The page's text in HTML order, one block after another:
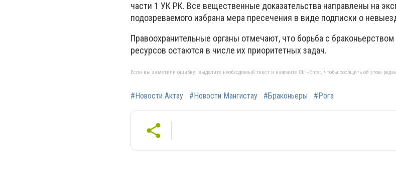
части 1 УК РК. Все вещественные доказательства направлены на
подозреваемого избрана мера пресечения в виде подписки о
Правоохранительные органы отмечают, что борьба с
ресурсов остаются в числе их приоритетных задач.
Если вы заметили ошибку, выделите необходимый текст и нажмите Ctrl+Enter, чтобы сообщить об этом
#Новости Актау #Новости Мангистау #Браконьеры #Рога